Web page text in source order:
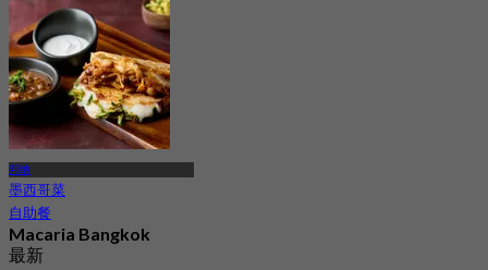
邦纳
墨西哥菜
自助餐
Macaria Bangkok
最新